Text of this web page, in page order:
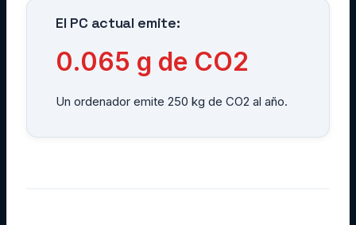
El PC actual emite:
0.065 g de CO2
Un ordenador emite 250 kg de CO2 al año.